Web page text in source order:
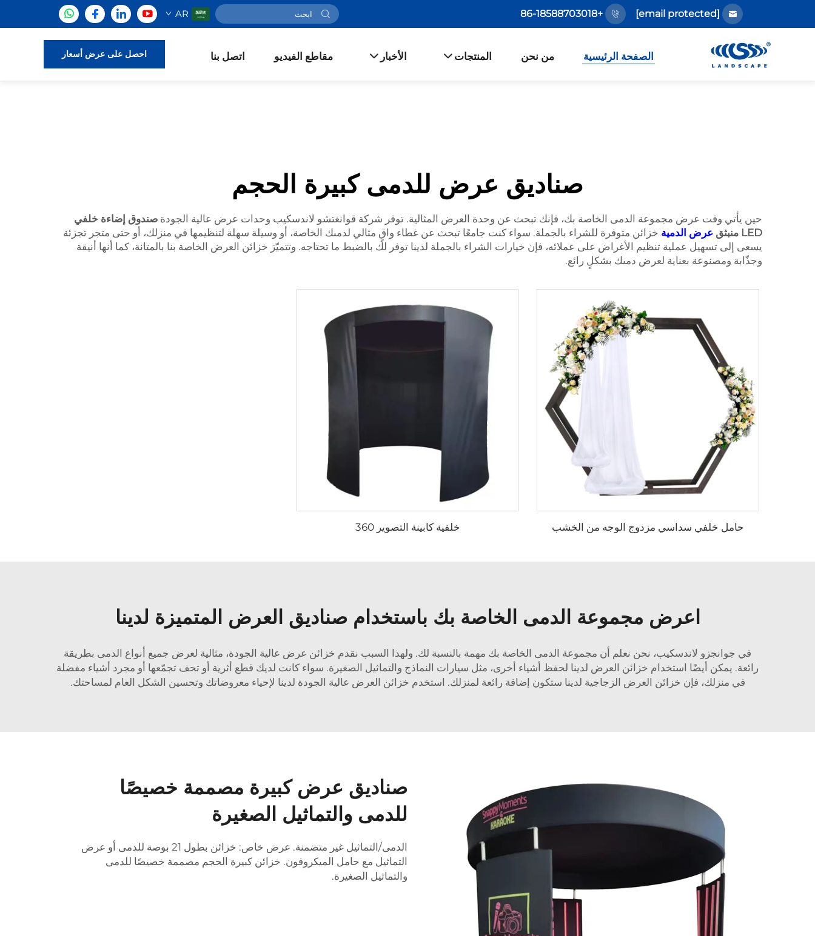
[email protected]
+86-18588703018
AR
الصفحة الرئيسية من نحن المنتجات الأخبار مقاطع الفيديو اتصل بنا احصل على عرض أسعار
صناديق عرض للدمى كبيرة الحجم
حين يأتي وقت عرض مجموعة الدمى الخاصة بك، فإنك تبحث عن وحدة العرض المثالية. توفر شركة قوانغتشو لاندسكيب وحدات عرض عالية الجودة صندوق إضاءة خلفي
LED منبثق
عرض الدمية خزائن متوفرة للشراء بالجملة. سواء كنت جامعًا تبحث عن غطاء واقٍ مثالي لدمىك الخاصة، أو وسيلة سهلة لتنظيمها في منزلك، أو حتى متجر تجزئة
يسعى إلى تسهيل عملية تنظيم الأغراض على عملائه، فإن خيارات الشراء بالجملة لدينا توفر لك بالضبط ما تحتاجه. وتتميّز خزائن العرض الخاصة بنا بالمتانة، كما أنها أنيقة
وجذّابة ومصنوعة بعناية لعرض دمىك بشكلٍ رائع.
حامل خلفي سداسي مزدوج الوجه من الخشب خلفية كابينة التصوير 360
اعرض مجموعة الدمى الخاصة بك باستخدام صناديق العرض المتميزة لدينا
في جوانجزو لاندسكيب، نحن نعلم أن مجموعة الدمى الخاصة بك مهمة بالنسبة لك. ولهذا السبب نقدم خزائن عرض عالية الجودة، مثالية لعرض جميع أنواع الدمى بطريقة
رائعة. يمكن أيضًا استخدام خزائن العرض لدينا لحفظ أشياء أخرى، مثل سيارات النماذج والتماثيل الصغيرة. سواء كانت لديك قطع أثرية أو تحف تجمّعها أو مجرد أشياء مفضلة
في منزلك، فإن خزائن العرض الزجاجية لدينا ستكون إضافة رائعة لمنزلك. استخدم خزائن العرض عالية الجودة لدينا لإحياء معروضاتك وتحسين الشكل العام لمساحتك.
صناديق عرض كبيرة مصممة خصيصًا
للدمى والتماثيل الصغيرة
الدمى/التماثيل غير متضمنة. عرض خاص: خزائن بطول 21 بوصة للدمى أو عرض
التماثيل مع حامل الميكروفون. خزائن كبيرة الحجم مصممة خصيصًا للدمى
والتماثيل الصغيرة.